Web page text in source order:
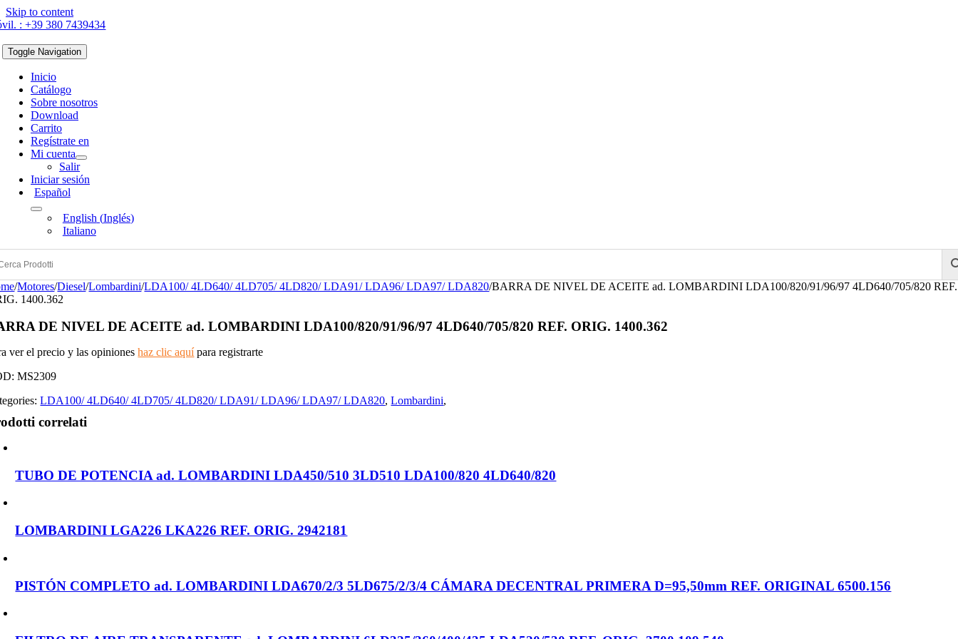
Skip to content
: +39 380 7439434
Toggle Navigation
Inicio
Catálogo
Sobre nosotros
Download
Carrito
Regístrate en
Mi cuenta
Salir
Iniciar sesión
Español
English (Inglés)
Italiano
/Motores/Diesel/Lombardini/LDA100/ 4LD640/ 4LD705/ 4LD820/ LDA91/ LDA96/ LDA97/ LDA820/BARRA DE NIVEL DE ACEITE ad. LOMBARDINI LDA100/820/91/96/97 4LD640/705/820 REF.
1400.362
DE NIVEL DE ACEITE ad. LOMBARDINI LDA100/820/91/96/97 4LD640/705/820 REF. ORIG. 1400.362
ver el precio y las opinioneshaz clic aquípara registrarte
MS2309
LDA100/ 4LD640/ 4LD705/ 4LD820/ LDA91/ LDA96/ LDA97/ LDA820,Lombardini,
correlati
TUBO DE POTENCIA ad. LOMBARDINI LDA450/510 3LD510 LDA100/820 4LD640/820
LOMBARDINI LGA226 LKA226 REF. ORIG. 2942181
PISTÓN COMPLETO ad. LOMBARDINI LDA670/2/3 5LD675/2/3/4 CÁMARA DECENTRAL PRIMERA D=95,50mm REF. ORIGINAL 6500.156